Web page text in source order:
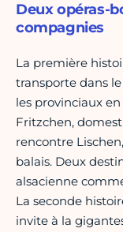
Deux opéras-
compagnies
La première
transporte dans
les provinciaux
Fritzchen,
rencontre
balais. Deux
alsacienne
La seconde
invite à la